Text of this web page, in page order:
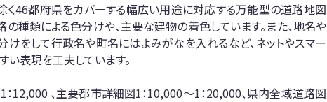
除く46都府県をカバーする幅広い用途に対応する万能型の道路地図
種類による色分けや、主要な建物の着色しています。また、地名や
けをして行政名や町名にはよみがなを入れるなど、ネットやスマー
い表現を工夫しています。
12,000 、主要都市詳細図1：10,000～1：20,000、県内全域道路図